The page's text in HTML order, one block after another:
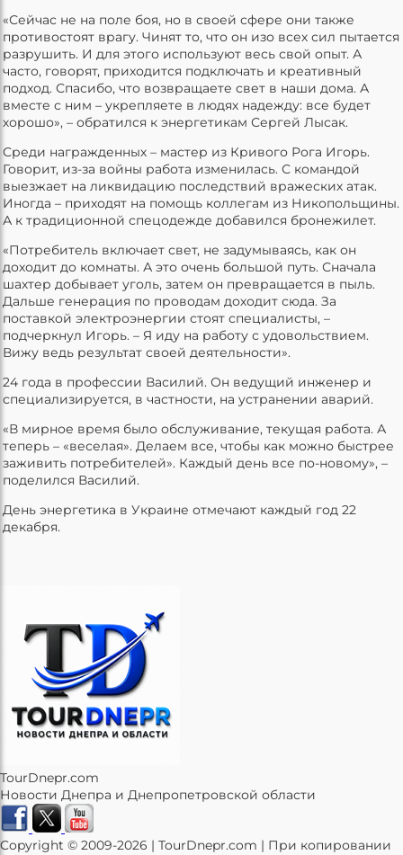
«Сейчас не на поле боя, но в своей сфере они также
противостоят врагу. Чинят то, что он изо всех сил пытается
разрушить. И для этого используют весь свой опыт. А
часто, говорят, приходится подключать и креативный
подход. Спасибо, что возвращаете свет в наши дома. А
вместе с ним – укрепляете в людях надежду: все будет
хорошо», – обратился к энергетикам Сергей Лысак.
Среди награжденных – мастер из Кривого Рога Игорь.
Говорит, из-за войны работа изменилась. С командой
выезжает на ликвидацию последствий вражеских атак.
Иногда – приходят на помощь коллегам из Никопольщины.
А к традиционной спецодежде добавился бронежилет.
«Потребитель включает свет, не задумываясь, как он
доходит до комнаты. А это очень большой путь. Сначала
шахтер добывает уголь, затем он превращается в пыль.
Дальше генерация по проводам доходит сюда. За
поставкой электроэнергии стоят специалисты, –
подчеркнул Игорь. – Я иду на работу с удовольствием.
Вижу ведь результат своей деятельности».
24 года в профессии Василий. Он ведущий инженер и
специализируется, в частности, на устранении аварий.
«В мирное время было обслуживание, текущая работа. А
теперь – «веселая». Делаем все, чтобы как можно быстрее
заживить потребителей». Каждый день все по-новому», –
поделился Василий.
День энергетика в Украине отмечают каждый год 22
декабря.
TourDnepr.com
Новости Днепра и Днепропетровской области
Copyright © 2009-2026 | TourDnepr.com | При копировании